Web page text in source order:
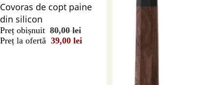
Reducere 51%
Covoras de copt paine
din silicon
Preț obișnuit 80,00 lei
Preț la ofertă 39,00 lei